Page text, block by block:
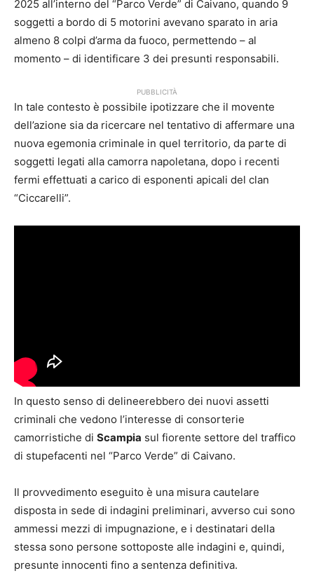
2025 all’interno del “Parco Verde” di Caivano, quando 9
soggetti a bordo di 5 motorini avevano sparato in aria
almeno 8 colpi d’arma da fuoco, permettendo – al
momento – di identificare 3 dei presunti responsabili.
PUBBLICITÀ
In tale contesto è possibile ipotizzare che il movente
dell’azione sia da ricercare nel tentativo di affermare una
nuova egemonia criminale in quel territorio, da parte di
soggetti legati alla camorra napoletana, dopo i recenti
fermi effettuati a carico di esponenti apicali del clan
“Ciccarelli”.
In questo senso di delineerebbero dei nuovi assetti
criminali che vedono l’interesse di consorterie
camorristiche di Scampia sul fiorente settore del traffico
di stupefacenti nel “Parco Verde” di Caivano.
Il provvedimento eseguito è una misura cautelare
disposta in sede di indagini preliminari, avverso cui sono
ammessi mezzi di impugnazione, e i destinatari della
stessa sono persone sottoposte alle indagini e, quindi,
presunte innocenti fino a sentenza definitiva.